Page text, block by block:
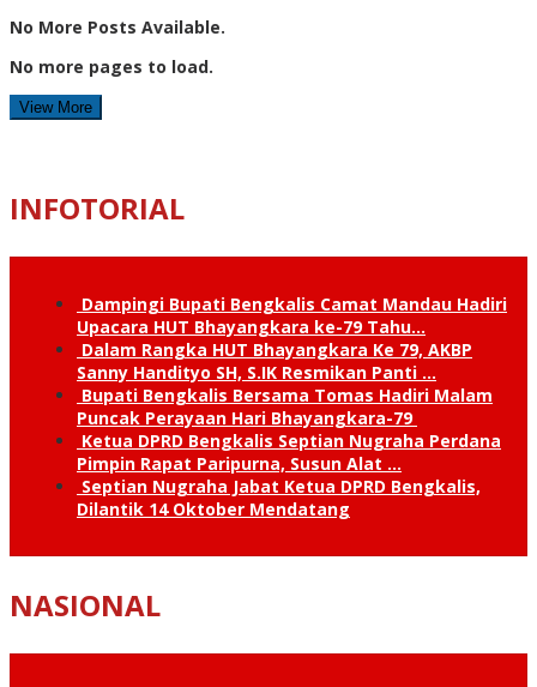
No More Posts Available.
No more pages to load.
View More
INFOTORIAL
Dampingi Bupati Bengkalis Camat Mandau Hadiri
Upacara HUT Bhayangkara ke-79 Tahu…
Dalam Rangka HUT Bhayangkara Ke 79, AKBP
Sanny Handityo SH, S.IK Resmikan Panti …
Bupati Bengkalis Bersama Tomas Hadiri Malam
Puncak Perayaan Hari Bhayangkara-79
Ketua DPRD Bengkalis Septian Nugraha Perdana
Pimpin Rapat Paripurna, Susun Alat …
Septian Nugraha Jabat Ketua DPRD Bengkalis,
Dilantik 14 Oktober Mendatang
NASIONAL